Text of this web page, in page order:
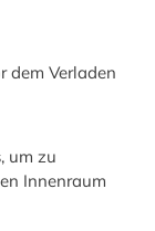
dem Verladen
um zu
Innenraum